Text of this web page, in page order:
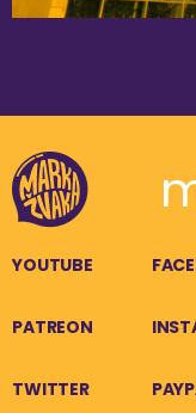
YOUTUBE
PATREON
TWITTER